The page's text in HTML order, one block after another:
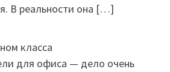
В реальности она […]
класса
для офиса — дело очень